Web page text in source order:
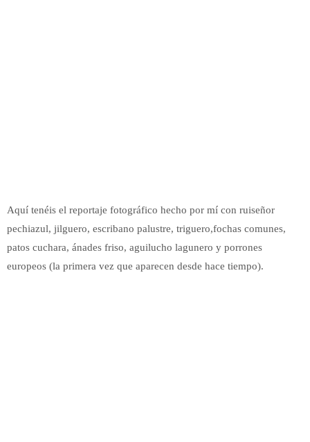
Aquí tenéis el reportaje fotográfico hecho por mí con ruiseñor
pechiazul, jilguero, escribano palustre, triguero,fochas comunes,
patos cuchara, ánades friso, aguilucho lagunero y porrones
europeos (la primera vez que aparecen desde hace tiempo).